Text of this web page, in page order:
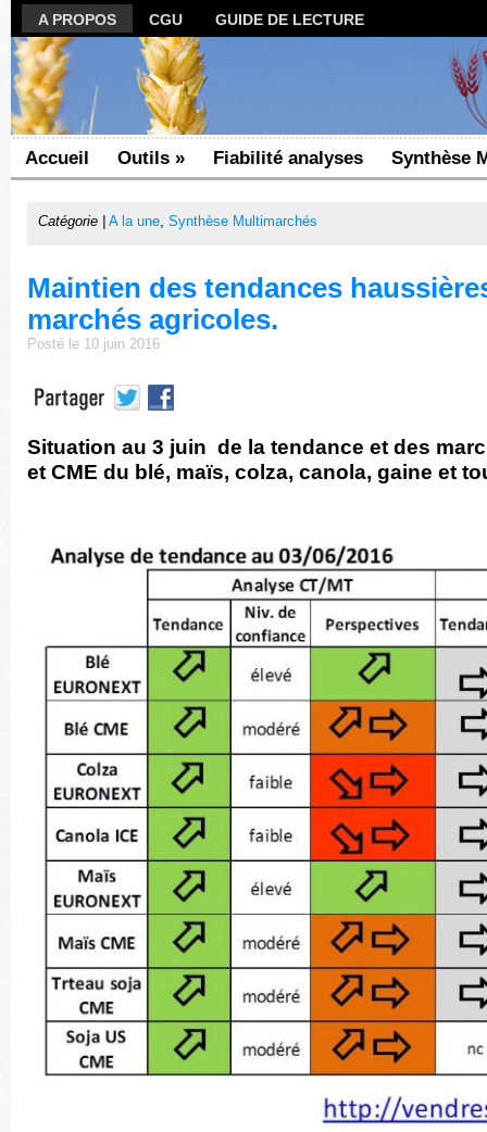
A PROPOS CGU GUIDE DE LECTURE
Accueil Outils » Fiabilité analyses Synthèse
Catégorie | A la une, Synthèse Multimarchés
Maintien des tendances
marchés agricoles.
Posté le 10 juin 2016
Situation au 3 juin de la tendance et des
et CME du blé, maïs, colza, canola, gaine et